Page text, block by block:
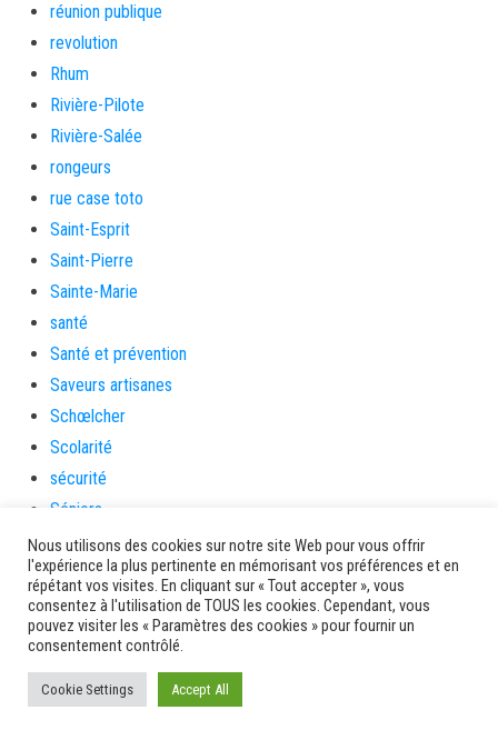
réunion publique
revolution
Rhum
Rivière-Pilote
Rivière-Salée
rongeurs
rue case toto
Saint-Esprit
Saint-Pierre
Sainte-Marie
santé
Santé et prévention
Saveurs artisanes
Schœlcher
Scolarité
sécurité
Séniors
Service culture, sport et associations
Service de l'urbanisme
Services
sinistrés
Solidarité
Nous utilisons des cookies sur notre site Web pour vous offrir
l'expérience la plus pertinente en mémorisant vos préférences et en
répétant vos visites. En cliquant sur « Tout accepter », vous
consentez à l'utilisation de TOUS les cookies. Cependant, vous
pouvez visiter les « Paramètres des cookies » pour fournir un
consentement contrôlé.
Cookie Settings Accept All